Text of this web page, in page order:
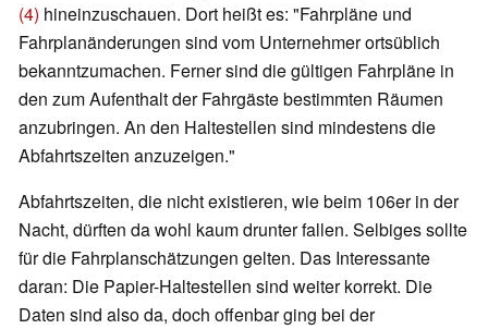
(4) hineinzuschauen. Dort heißt es: "Fahrpläne und
Fahrplanänderungen sind vom Unternehmer ortsüblich
bekanntzumachen. Ferner sind die gültigen Fahrpläne in
den zum Aufenthalt der Fahrgäste bestimmten Räumen
anzubringen. An den Haltestellen sind mindestens die
Abfahrtszeiten anzuzeigen."
Abfahrtszeiten, die nicht existieren, wie beim 106er in der
Nacht, dürften da wohl kaum drunter fallen. Selbiges sollte
für die Fahrplanschätzungen gelten. Das Interessante
daran: Die Papier-Haltestellen sind weiter korrekt. Die
Daten sind also da, doch offenbar ging bei der